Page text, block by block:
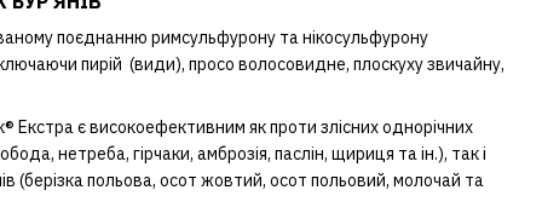
поєднанню римсульфурону та нікосульфурону
пирій (види), просо волосовидне, плоскуху звичайну,
Екстра є високоефективним як проти злісних однорічних
нетреба, гірчаки, амброзія, паслін, щириця та ін.), так і
(берізка польова, осот жовтий, осот польовий, молочай та